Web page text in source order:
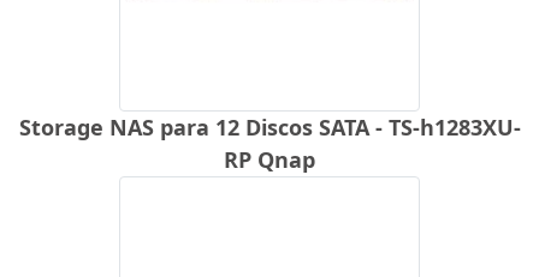
Storage NAS para 12 Discos SATA - TS-h1283XU-
RP Qnap